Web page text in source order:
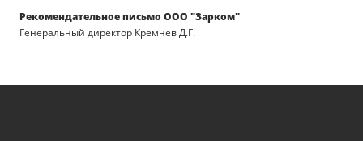
Рекомендательное письмо ООО "Зарком"
Генеральный директор Кремнев Д.Г.